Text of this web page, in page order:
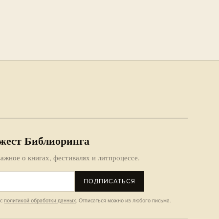
Библиоринга
о книгах, фестивалях и литпроцессе.
ПОДПИСАТЬСЯ
политикой обработки данных. Отписаться можно из любого письма.